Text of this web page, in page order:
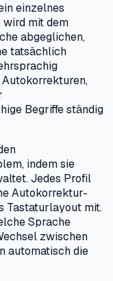
einzelnes
wird mit dem
abgeglichen,
tatsächlich
Begriffe ständig
indem sie
Jedes Profil
Autokorrektur-
Tastaturlayout mit.
Sprache
zwischen
automatisch die